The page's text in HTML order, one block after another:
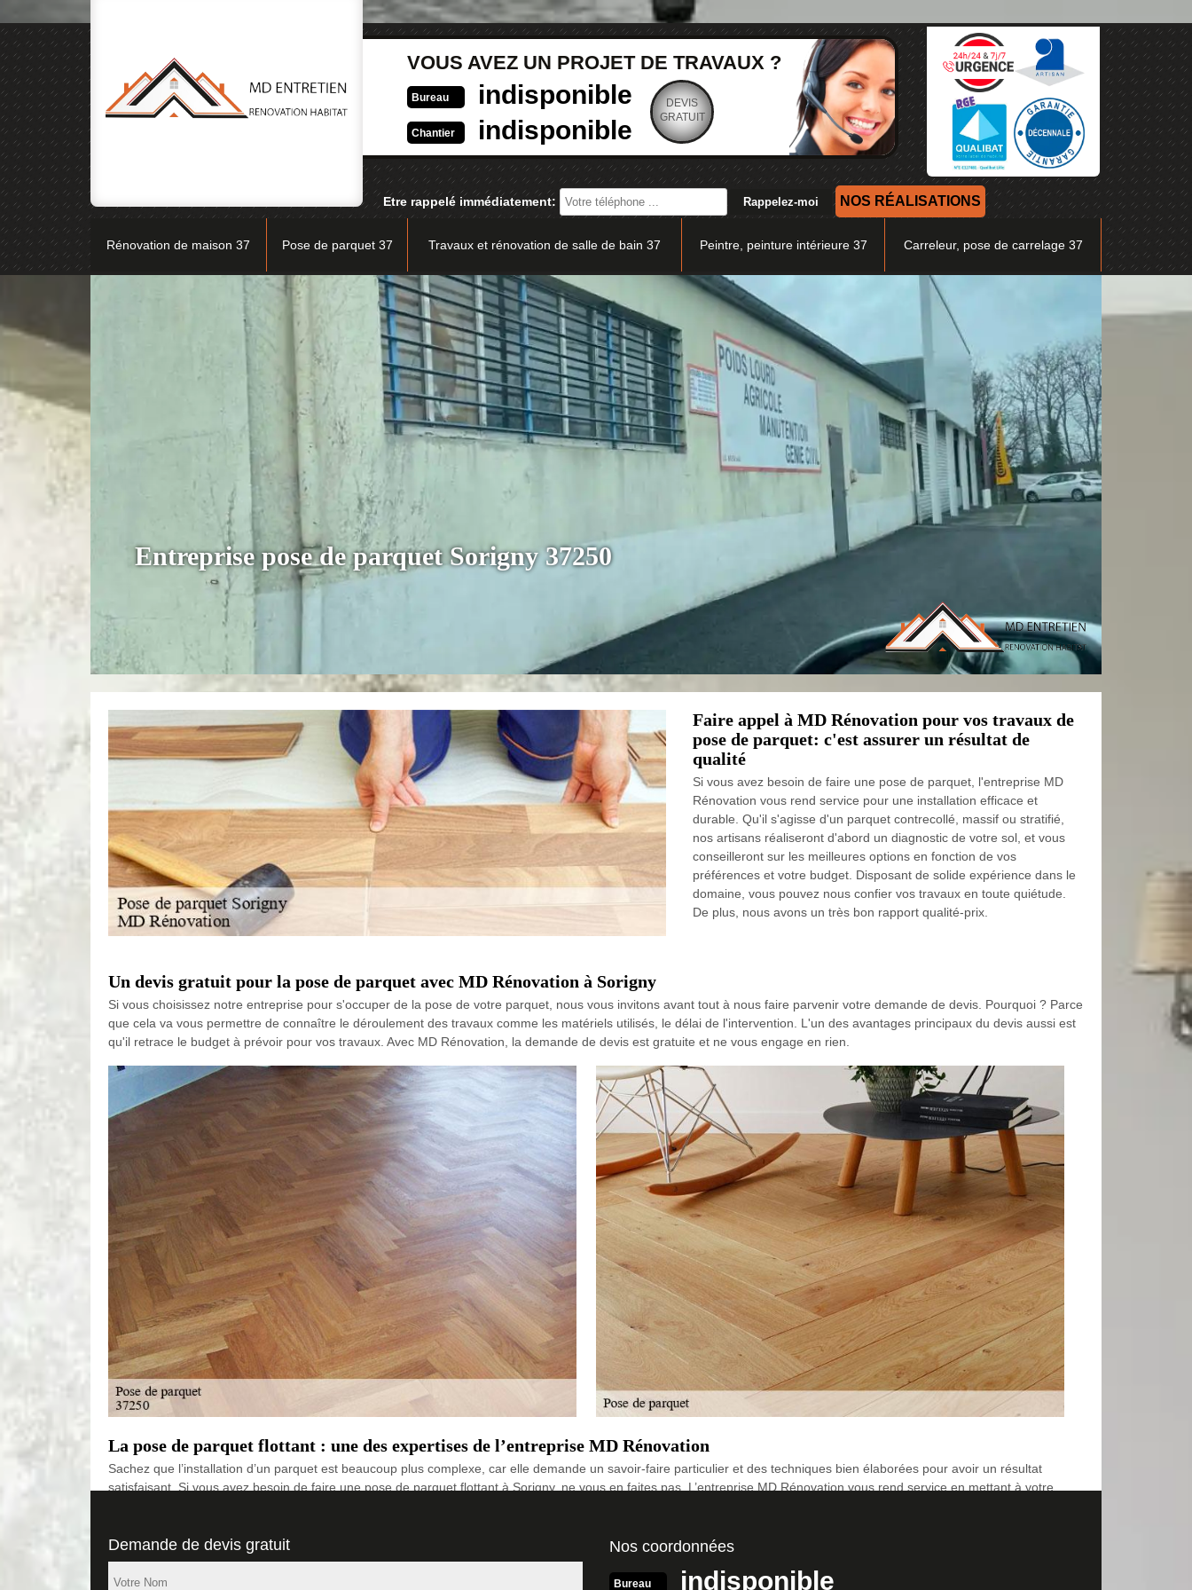
VOUS AVEZ UN PROJET DE TRAVAUX ?
Bureau indisponible
Chantier indisponible
DEVIS
GRATUIT
Etre rappelé immédiatement: NOS RÉALISATIONS
Rénovation de maison 37 Pose de parquet 37 Travaux et rénovation de salle de bain 37 Peintre, peinture intérieure 37 Carreleur, pose de carrelage 37
Entreprise pose de parquet Sorigny 37250
Faire appel à MD Rénovation pour vos travaux de
pose de parquet: c'est assurer un résultat de
qualité
Si vous avez besoin de faire une pose de parquet, l'entreprise MD
Rénovation vous rend service pour une installation efficace et
durable. Qu'il s'agisse d'un parquet contrecollé, massif ou stratifié,
nos artisans réaliseront d'abord un diagnostic de votre sol, et vous
conseilleront sur les meilleures options en fonction de vos
préférences et votre budget. Disposant de solide expérience dans le
domaine, vous pouvez nous confier vos travaux en toute quiétude.
De plus, nous avons un très bon rapport qualité-prix.
Un devis gratuit pour la pose de parquet avec MD Rénovation à Sorigny
Si vous choisissez notre entreprise pour s'occuper de la pose de votre parquet, nous vous invitons avant tout à nous faire parvenir votre demande de devis. Pourquoi ? Parce
que cela va vous permettre de connaître le déroulement des travaux comme les matériels utilisés, le délai de l'intervention. L'un des avantages principaux du devis aussi est
qu'il retrace le budget à prévoir pour vos travaux. Avec MD Rénovation, la demande de devis est gratuite et ne vous engage en rien.
La pose de parquet flottant : une des expertises de l’entreprise MD Rénovation
Sachez que l’installation d’un parquet est beaucoup plus complexe, car elle demande un savoir-faire particulier et des techniques bien élaborées pour avoir un résultat
satisfaisant. Si vous avez besoin de faire une pose de parquet flottant à Sorigny, ne vous en faites pas. L’entreprise MD Rénovation vous rend service en mettant à votre
Meilleur service d’installation de parquet à Sorigny
La réalisation des travaux de pose de parquet est une des étapes majeures pour une finition de la construction d’une maison et même pour le changement de ceux qui sont
Demande de devis gratuit Nos coordonnées
Bureau indisponible